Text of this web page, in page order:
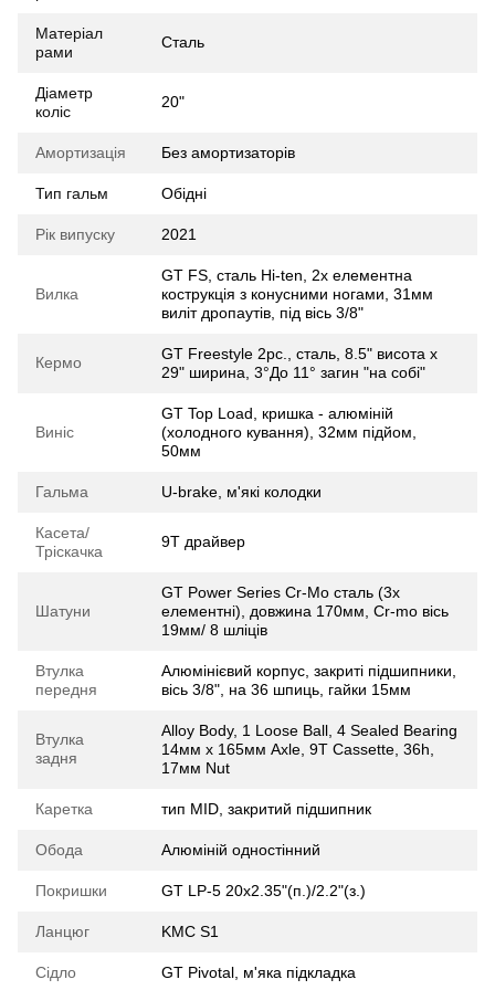
Матеріал
рами
Сталь
Діаметр
коліс
20"
Амортизація Без амортизаторів
Тип гальм Обідні
Рік випуску 2021
Вилка
GT FS, сталь Hi-ten, 2х елементна
кострукція з конусними ногами, 31мм
виліт дропаутів, під вісь 3/8"
Кермо
GT Freestyle 2pc., сталь, 8.5" висота x
29" ширина, 3°До 11° загин "на собі"
Виніс
GT Top Load, кришка - алюміній
(холодного кування), 32мм підйом,
50мм
Гальма U-brake, м'які колодки
Касета/
Тріскачка
9Т драйвер
Шатуни
GT Power Series Cr-Mo сталь (3х
елементні), довжина 170мм, Cr-mo вісь
19мм/ 8 шліців
Втулка
передня
Алюмінієвий корпус, закриті підшипники,
вісь 3/8", на 36 шпиць, гайки 15мм
Втулка
задня
Alloy Body, 1 Loose Ball, 4 Sealed Bearing
14мм x 165мм Axle, 9T Cassette, 36h,
17мм Nut
Каретка тип MID, закритий підшипник
Обода Алюміній одностінний
Покришки GT LP-5 20x2.35"(п.)/2.2"(з.)
Ланцюг KMC S1
Сідло GT Pivotal, м'яка підкладка